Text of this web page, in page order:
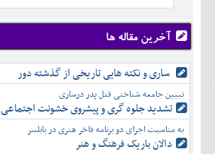
دی
بهمن
اسفند
آبان
آذر
دی
بهمن
اسفند
شهريور
مهر
آبان
آذر
دی
بهمن
اسفند
تير
مرداد
شهريور
مهر
آبان
آذر
دی
بهمن
اسفند
آخرین مقاله ها
ساری و نکته هایی تاریخی از گذشته دور
تبیین جامعه شناختی قتل پدر درساری
تشدید جلوه‌ گری و پیشروی خشونت اجتماعی
به مناسبت اجرای دو برنامه فاخر هنری در بابلسر
دالان باریک فرهنگ و هنر